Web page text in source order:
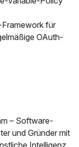
für
OAuth-
– Software-
und Gründer mit